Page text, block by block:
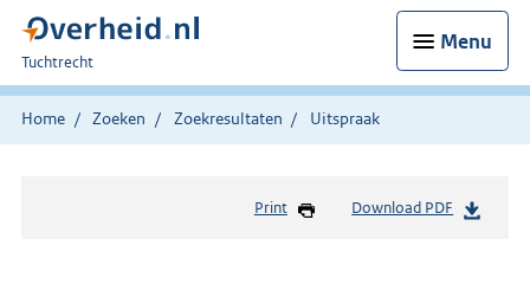
Menu
U
bent
hier:
Tuchtrecht
Home Zoeken Zoekresultaten Uitspraak
Print Download PDF